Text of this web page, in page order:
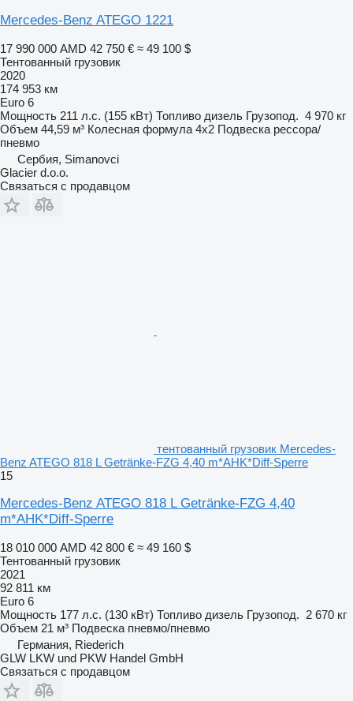
Mercedes-Benz ATEGO 1221
17 990 000 AMD 42 750 € ≈ 49 100 $
Тентованный грузовик
2020
174 953 км
Euro 6
Мощность 211 л.с. (155 кВт) Топливо дизель Грузопод. 4 970 кг
Объем 44,59 м³ Колесная формула 4x2 Подвеска рессора/
пневмо
Сербия, Simanovci
Glacier d.o.o.
Связаться с продавцом
тентованный грузовик Mercedes-
Benz ATEGO 818 L Getränke-FZG 4,40 m*AHK*Diff-Sperre
15
Mercedes-Benz ATEGO 818 L Getränke-FZG 4,40
m*AHK*Diff-Sperre
18 010 000 AMD 42 800 € ≈ 49 160 $
Тентованный грузовик
2021
92 811 км
Euro 6
Мощность 177 л.с. (130 кВт) Топливо дизель Грузопод. 2 670 кг
Объем 21 м³ Подвеска пневмо/пневмо
Германия, Riederich
GLW LKW und PKW Handel GmbH
Связаться с продавцом